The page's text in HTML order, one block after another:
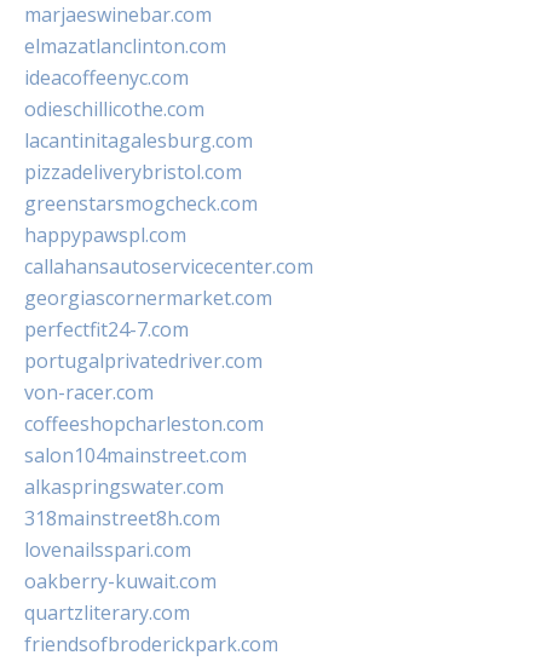
marjaeswinebar.com
elmazatlanclinton.com
ideacoffeenyc.com
odieschillicothe.com
lacantinitagalesburg.com
pizzadeliverybristol.com
greenstarsmogcheck.com
happypawspl.com
callahansautoservicecenter.com
georgiascornermarket.com
perfectfit24-7.com
portugalprivatedriver.com
von-racer.com
coffeeshopcharleston.com
salon104mainstreet.com
alkaspringswater.com
318mainstreet8h.com
lovenailsspari.com
oakberry-kuwait.com
quartzliterary.com
friendsofbroderickpark.com